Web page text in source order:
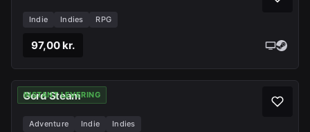
Indie Indies RPG
97,00 kr.
INSTANT LEVERING
Gord Steam
Adventure Indie Indies